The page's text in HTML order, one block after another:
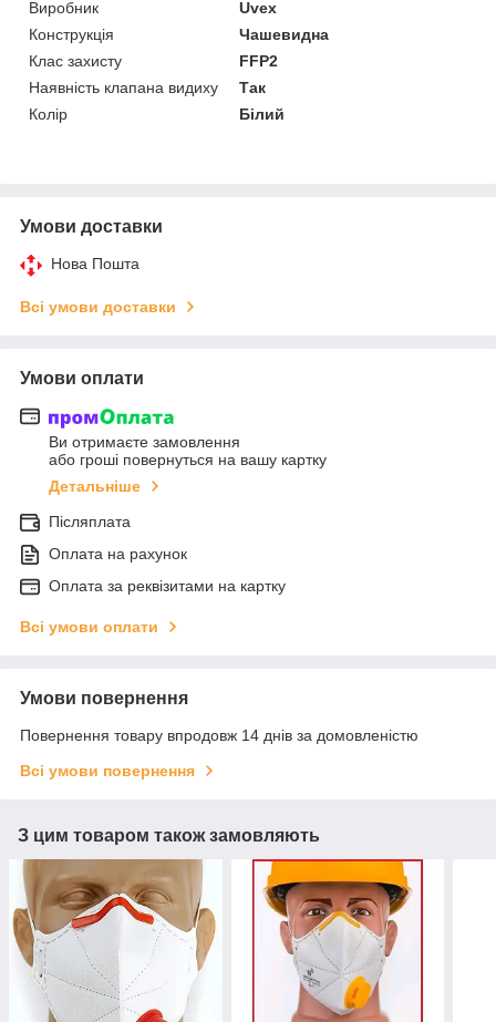
Виробник
Uvex
Конструкція
Чашевидна
Клас захисту
FFP2
Наявність клапана видиху
Так
Колір
Білий
Умови доставки
Нова Пошта
Всі умови доставки
Умови оплати
Ви отримаєте замовлення
або гроші повернуться на вашу картку
Детальніше
Післяплата
Оплата на рахунок
Оплата за реквізитами на картку
Всі умови оплати
Умови повернення
Повернення товару впродовж 14 днів за домовленістю
Всі умови повернення
З цим товаром також замовляють